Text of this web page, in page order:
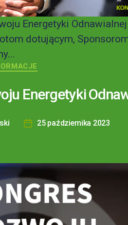
Energetyki
dotującym,
Energetyki
25 października 2023